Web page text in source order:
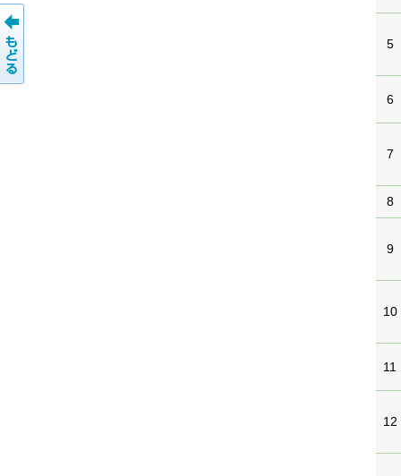
5
6
7
8
9
10
11
12